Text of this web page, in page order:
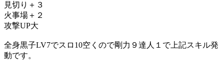
見切り＋３
火事場＋２
攻撃UP大
全身黒子LV7でスロ10空くので剛力９達人１で上記スキル発
動です。